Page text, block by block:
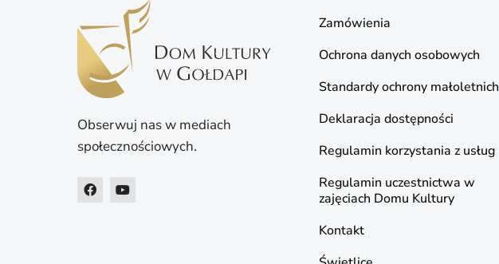
Obserwuj nas w mediach
społecznościowych.
Zamówienia
Ochrona danych osobowych
Standardy ochrony małoletnich
Deklaracja dostępności
Regulamin korzystania z usług
Regulamin uczestnictwa w
zajęciach Domu Kultury
Kontakt